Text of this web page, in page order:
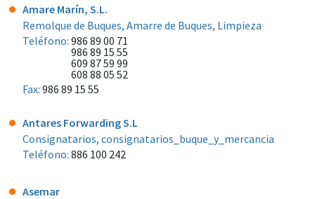
Amare Marín, S.L.
Remolque de Buques, Amarre de Buques, Limpieza
Teléfono: 986 89 00 71
986 89 15 55
609 87 59 99
608 88 05 52
Fax: 986 89 15 55
Antares Forwarding S.L
Consignatarios, consignatarios_buque_y_mercancia
Teléfono: 886 100 242
Asemar